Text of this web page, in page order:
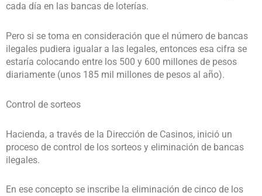
cada día en las bancas de loterías.
Pero si se toma en consideración que el número de bancas
ilegales pudiera igualar a las legales, entonces esa cifra se
estaría colocando entre los 500 y 600 millones de pesos
diariamente (unos 185 mil millones de pesos al año).
Control de sorteos
Hacienda, a través de la Dirección de Casinos, inició un
proceso de control de los sorteos y eliminación de bancas
ilegales.
En ese concepto se inscribe la eliminación de cinco de los